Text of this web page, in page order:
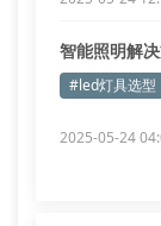
智能照明解
#led灯具选型
2025-05-24